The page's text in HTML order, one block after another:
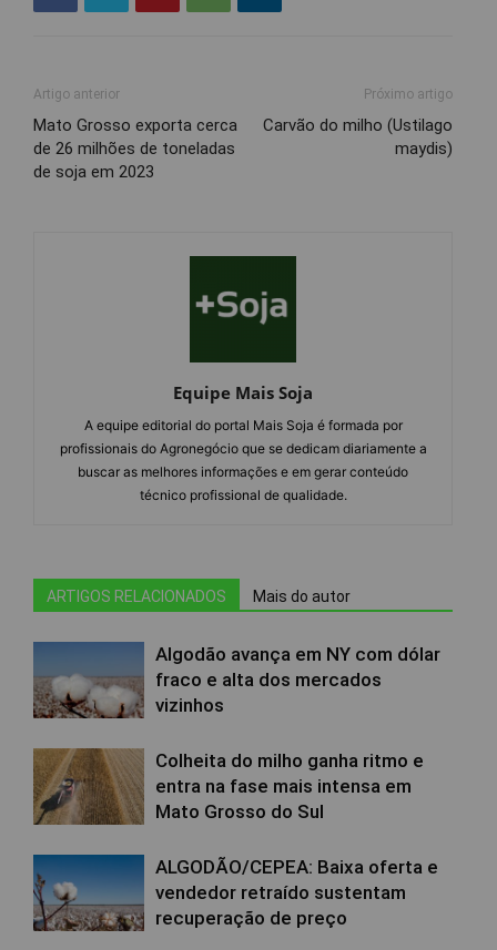
Artigo anterior
Mato Grosso exporta cerca
de 26 milhões de toneladas
de soja em 2023
Próximo artigo
Carvão do milho (Ustilago
maydis)
Equipe Mais Soja
A equipe editorial do portal Mais Soja é formada por
profissionais do Agronegócio que se dedicam diariamente a
buscar as melhores informações e em gerar conteúdo
técnico profissional de qualidade.
ARTIGOS RELACIONADOS Mais do autor
Algodão avança em NY com dólar
fraco e alta dos mercados
vizinhos
Colheita do milho ganha ritmo e
entra na fase mais intensa em
Mato Grosso do Sul
ALGODÃO/CEPEA: Baixa oferta e
vendedor retraído sustentam
recuperação de preço